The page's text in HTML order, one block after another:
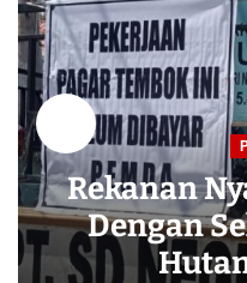
Rekanan
Dengan